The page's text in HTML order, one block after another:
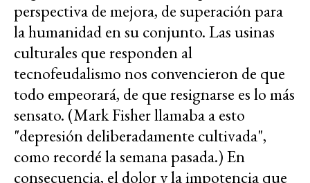
perspectiva de mejora, de superación para
la humanidad en su conjunto. Las usinas
culturales que responden al
tecnofeudalismo nos convencieron de que
todo empeorará, de que resignarse es lo más
sensato. (Mark Fisher llamaba a esto
"depresión deliberadamente cultivada",
como recordé la semana pasada.) En
consecuencia, el dolor y la impotencia que